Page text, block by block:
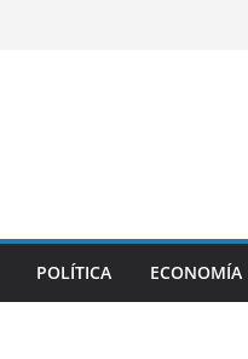
POLÍTICA ECONOMÍA